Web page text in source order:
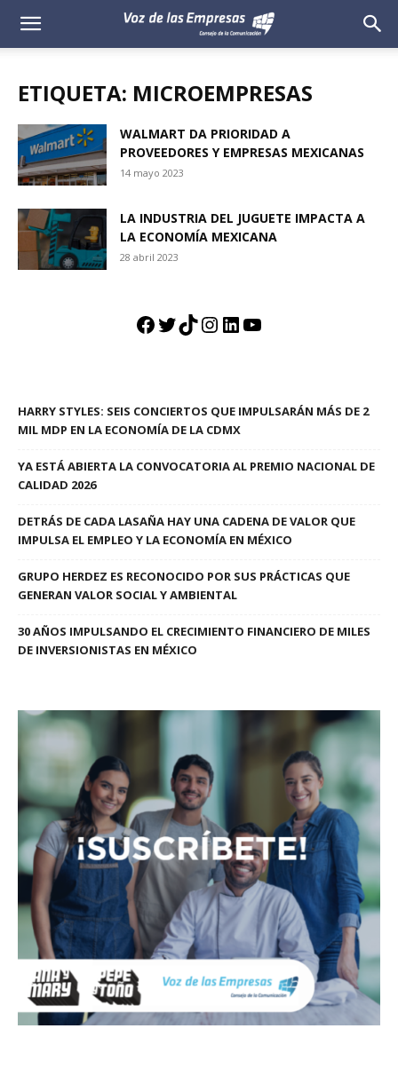
Voz
Empresas
ETIQUETA: MICROEMPRESAS
WALMART DA PRIORIDAD A
PROVEEDORES Y EMPRESAS MEXICANAS
14 mayo 2023
LA INDUSTRIA DEL JUGUETE IMPACTA A
LA ECONOMÍA MEXICANA
28 abril 2023
Facebook
Twitter
TikTok
Instagram
LinkedIn
YouTube
HARRY STYLES: SEIS CONCIERTOS QUE IMPULSARÁN MÁS DE 2
MIL MDP EN LA ECONOMÍA DE LA CDMX
YA ESTÁ ABIERTA LA CONVOCATORIA AL PREMIO NACIONAL DE
CALIDAD 2026
DETRÁS DE CADA LASAÑA HAY UNA CADENA DE VALOR QUE
IMPULSA EL EMPLEO Y LA ECONOMÍA EN MÉXICO
GRUPO HERDEZ ES RECONOCIDO POR SUS PRÁCTICAS QUE
GENERAN VALOR SOCIAL Y AMBIENTAL
30 AÑOS IMPULSANDO EL CRECIMIENTO FINANCIERO DE MILES
DE INVERSIONISTAS EN MÉXICO